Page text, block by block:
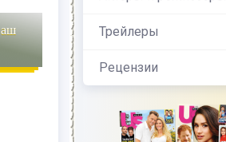
Трейлеры
Рецензии